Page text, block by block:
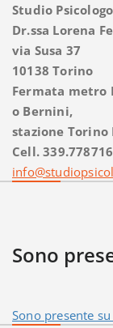
Studio
Dr.ssa Lorena
via Susa 37
10138 Torino
Fermata metro
o Bernini,
stazione Torino
Cell.
Sono
Sono presente